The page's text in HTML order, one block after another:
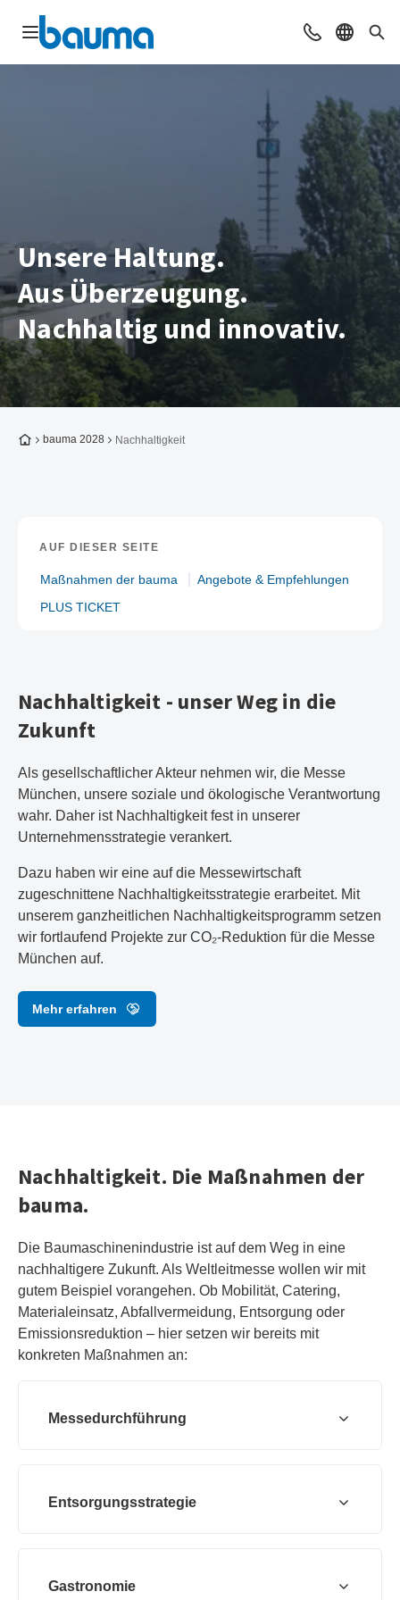
Navigation öffnen Beratung &
Sprache
Unsere Haltung.
Aus Überzeugung.
Nachhaltig und innovativ.
Zur Startseite
bauma 2028 Nachhaltigkeit
AUF DIESER SEITE
Maßnahmen der bauma
Angebote & Empfehlungen
PLUS TICKET
Nachhaltigkeit - unser Weg in die
Zukunft
Als gesellschaftlicher Akteur nehmen wir, die Messe
München, unsere soziale und ökologische Verantwortung
wahr. Daher ist Nachhaltigkeit fest in unserer
Unternehmensstrategie verankert.
Dazu haben wir eine auf die Messewirtschaft
zugeschnittene Nachhaltigkeitsstrategie erarbeitet. Mit
unserem ganzheitlichen Nachhaltigkeitsprogramm setzen
wir fortlaufend Projekte zur CO₂-Reduktion für die Messe
München auf.
Mehr erfahren
Nachhaltigkeit. Die Maßnahmen der
bauma.
Die Baumaschinenindustrie ist auf dem Weg in eine
nachhaltigere Zukunft. Als Weltleitmesse wollen wir mit
gutem Beispiel vorangehen. Ob Mobilität, Catering,
Materialeinsatz, Abfallvermeidung, Entsorgung oder
Emissionsreduktion – hier setzen wir bereits mit
konkreten Maßnahmen an:
Messedurchführung
Entsorgungsstrategie
Gastronomie